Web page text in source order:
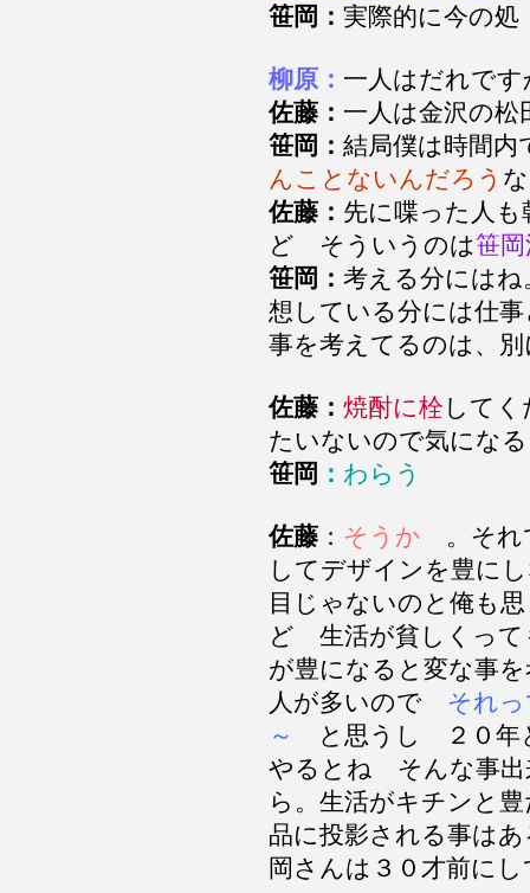
笹岡： 実際的に今の
柳原： 一人はだれで
佐藤： 一人は金沢の
笹岡： 結局僕は時間
んことないんだろう
佐藤： 先に喋った人
ど そういうのは笹
笹岡： 考える分には
想している分には仕
事を考えてるのは、
佐藤： 焼酎に栓 して
たいないので気になる
笹岡 ： わらう
佐藤 ： そうか 。それ
し てデザインを豊に
目じゃないのと俺も
ど 生活が貧しくって
が豊になると変な事
人が多いので それ
～
と思うし ２０年
やるとね そんな事出
ら。生活がキチンと
品に投影される事は
岡さんは３０才前に